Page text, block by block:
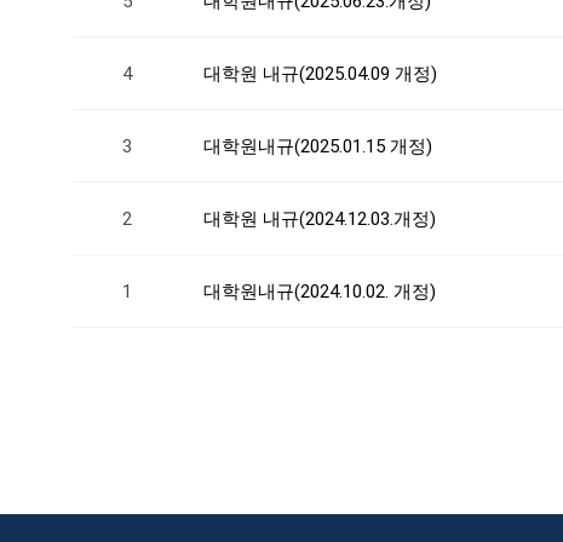
4 대학원 내규(2025.04.09 개정)
3 대학원내규(2025.01.15 개정)
2 대학원 내규(2024.12.03.개정)
1 대학원내규(2024.10.02. 개정)